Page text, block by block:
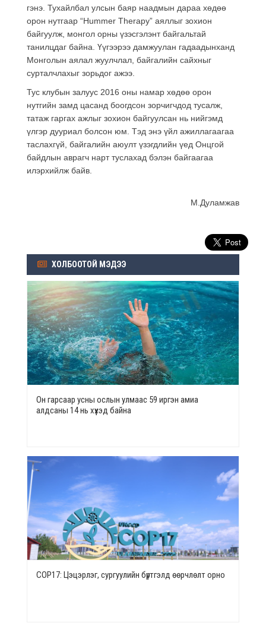
гэнэ. Тухайлбал улсын баяр наадмын дараа хөдөө
орон нутгаар “Hummer Therapy” аяллыг зохион
байгуулж, монгол орны үзэсгэлэнт байгальтай
танилцдаг байна. Үүгээрээ дамжуулан гадаадынханд
Монголын аялал жуулчлал, байгалийн сайхныг
сурталчлахыг зорьдог ажээ.
Тус клубын залуус 2016 оны намар хөдөө орон
нутгийн замд цасанд боогдсон зорчигчдод тусалж,
татаж гаргах ажлыг зохион байгуулсан нь нийгэмд
үлгэр дууриал болсон юм. Тэд энэ үйл ажиллагаагаа
таслахгүй, байгалийн аюулт үзэгдлийн үед Онцгой
байдлын аврагч нарт туслахад бэлэн байгаагаа
илэрхийлж байв.
М.Дуламжав
ХОЛБООТОЙ МЭДЭЭ
Он гарсаар усны ослын улмаас 59 иргэн амиа
алдсаны 14 нь хүүхэд байна
СОР17: Цэцэрлэг, сургуулийн бүртгэлд өөрчлөлт орно